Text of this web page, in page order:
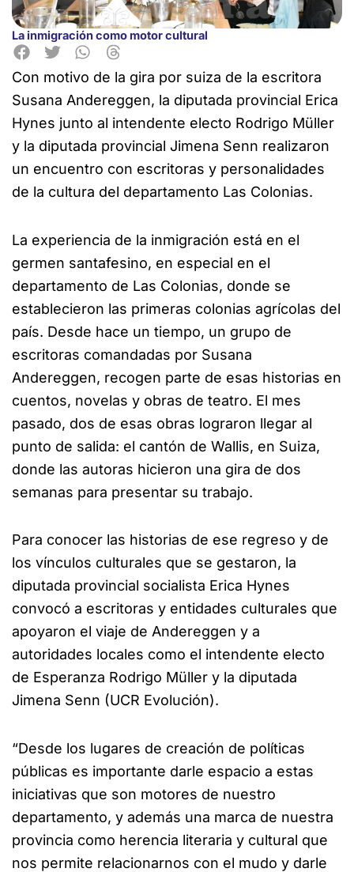
La inmigración como motor cultural
Con motivo de la gira por suiza de la escritora
Susana Andereggen, la diputada provincial Erica
Hynes junto al intendente electo Rodrigo Müller
y la diputada provincial Jimena Senn realizaron
un encuentro con escritoras y personalidades
de la cultura del departamento Las Colonias.
La experiencia de la inmigración está en el
germen santafesino, en especial en el
departamento de Las Colonias, donde se
establecieron las primeras colonias agrícolas del
país. Desde hace un tiempo, un grupo de
escritoras comandadas por Susana
Andereggen, recogen parte de esas historias en
cuentos, novelas y obras de teatro. El mes
pasado, dos de esas obras lograron llegar al
punto de salida: el cantón de Wallis, en Suiza,
donde las autoras hicieron una gira de dos
semanas para presentar su trabajo.
Para conocer las historias de ese regreso y de
los vínculos culturales que se gestaron, la
diputada provincial socialista Erica Hynes
convocó a escritoras y entidades culturales que
apoyaron el viaje de Andereggen y a
autoridades locales como el intendente electo
de Esperanza Rodrigo Müller y la diputada
Jimena Senn (UCR Evolución).
“Desde los lugares de creación de políticas
públicas es importante darle espacio a estas
iniciativas que son motores de nuestro
departamento, y además una marca de nuestra
provincia como herencia literaria y cultural que
nos permite relacionarnos con el mudo y darle